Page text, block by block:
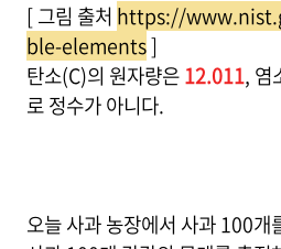
[ 그림 출처 https://
ble-elements]
탄소(C)의 원자량은12.011, 염
로 정수가 아니다.
오늘 사과 농장에서 사과 100개